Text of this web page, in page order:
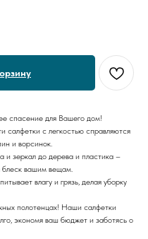
спасение для Вашего дом!
салфетки с легкостью справляются
и ворсинок.
и зеркал до дерева и пластика –
вашим вещам.
влагу и грязь, делая уборку
полотенцах! Наши салфетки
экономя ваш бюджет и заботясь о